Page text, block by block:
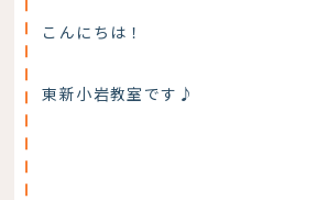
こんにちは！
東新小岩教室です♪